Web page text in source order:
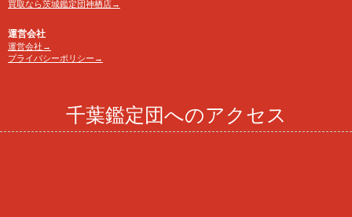
買取なら茨城鑑定団神栖店→
運営会社
運営会社→
プライバシーポリシー→
千葉鑑定団へのアクセス